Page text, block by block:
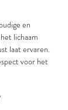
en
lichaam
laat ervaren.
voor het